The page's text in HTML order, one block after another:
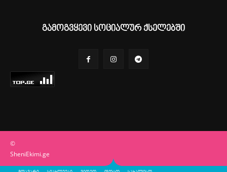
გამოგვყევი სოციალურ ქსელებში
©
SheniEkimi.ge